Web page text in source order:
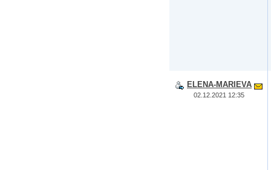
ELENA-MARIEVA
02.12.2021 12:35